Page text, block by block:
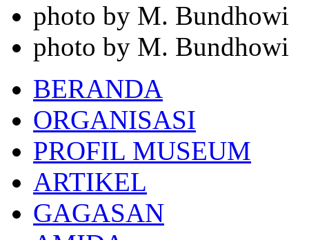
photo by M. Bundhowi
photo by M. Bundhowi
BERANDA
ORGANISASI
PROFIL MUSEUM
ARTIKEL
GAGASAN